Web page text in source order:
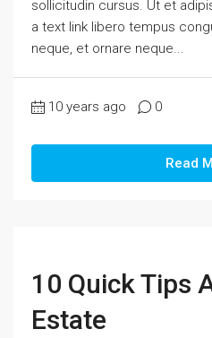
sollicitudin cursus. Ut et
a text link libero tempus
neque, et ornare neque...
10 years ago 0
Read
10 Quick Tips
Estate